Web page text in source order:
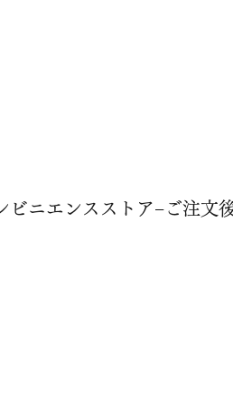
ニエンスストア−ご注文